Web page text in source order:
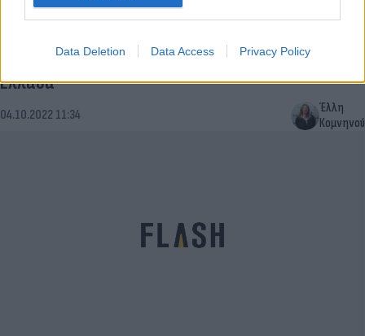
Data Deletion Data Access Privacy Policy
Meteo: Ο φετινός Σεπτέμβριος ήταν ο τρίτος
ψυχρότερος τα τελευταία 12 χρόνια στη Βόρεια
Ελλάδα
04.10.2022 11:34
Έλλη
Κομνηνού